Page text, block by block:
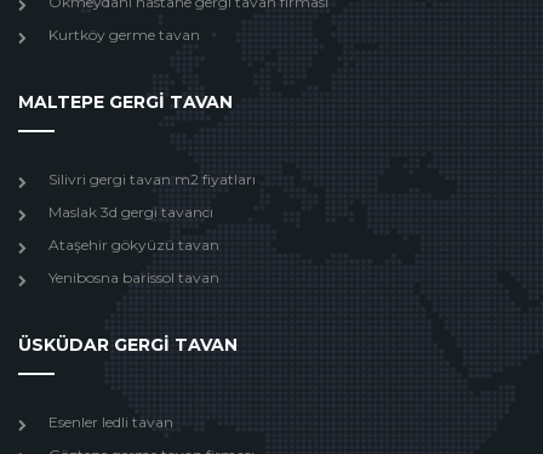
Kurtköy germe tavan
MALTEPE GERGİ TAVAN
Silivri gergi tavan m2 fiyatları
Maslak 3d gergi tavancı
Ataşehir gökyüzü tavan
Yenibosna barissol tavan
ÜSKÜDAR GERGİ TAVAN
Esenler ledli tavan